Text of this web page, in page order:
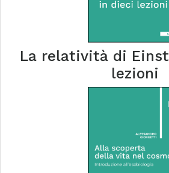
La relatività di
lezioni